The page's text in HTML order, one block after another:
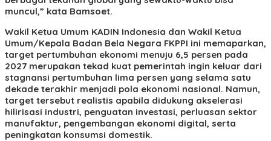
muncul,” kata Bamsoet.
Wakil Ketua Umum KADIN Indonesia dan Wakil Ketua
Umum/Kepala Badan Bela Negara FKPPI ini memaparkan,
target pertumbuhan ekonomi menuju 6,5 persen pada
2027 merupakan tekad kuat pemerintah ingin keluar dari
stagnansi pertumbuhan lima persen yang selama satu
dekade terakhir menjadi pola ekonomi nasional. Namun,
target tersebut realistis apabila didukung akselerasi
hilirisasi industri, penguatan investasi, perluasan sektor
manufaktur, pengembangan ekonomi digital, serta
peningkatan konsumsi domestik.